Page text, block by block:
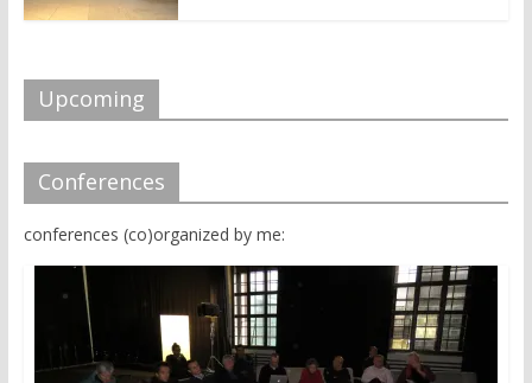
Upcoming
Conferences
conferences (co)organized by me: